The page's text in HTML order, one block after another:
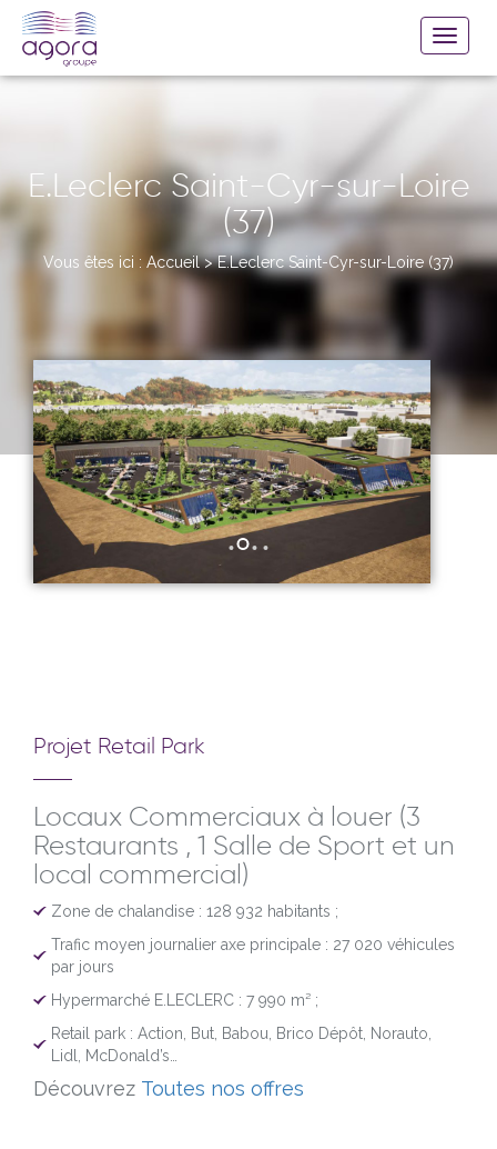
E.Leclerc Saint-Cyr-sur-Loire
(37)
Vous êtes ici : Accueil>E.Leclerc Saint-Cyr-sur-Loire (37)
Projet Retail Park
Locaux Commerciaux à louer (3
Restaurants , 1 Salle de Sport et un
local commercial)
Zone de chalandise : 128 932 habitants ;
Trafic moyen journalier axe principale : 27 020 véhicules
par jours
Hypermarché E.LECLERC : 7 990 m² ;
Retail park : Action, But, Babou, Brico Dépôt, Norauto,
Lidl, McDonald’s…
Découvrez Toutes nos offres